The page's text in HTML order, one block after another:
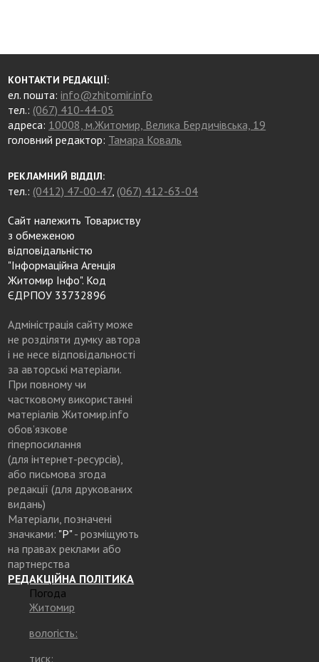
КОНТАКТИ РЕДАКЦІЇ:
ел. пошта:info@zhitomir.info
тел.: (067) 410-44-05
адреса: 10008, м.Житомир, Велика Бердичівська, 19
головний редактор: Тамара Коваль
РЕКЛАМНИЙ ВІДДІЛ:
тел.: (0412) 47-00-47, (067) 412-63-04
Сайт належить Товариству
з обмеженою
відповідальністю
"Інформаційна Агенція
Житомир Інфо". Код
ЄДРПОУ 33732896
Адміністрація сайту може
не розділяти думку автора
і не несе відповідальності
за авторські матеріали.
При повному чи
частковому використанні
матеріалів Житомир.info
обов’язкове
гіперпосилання
(для інтернет-ресурсів),
або письмова згода
редакції (для друкованих
видань)
Матеріали, позначені
значками: "Р"- розміщують
на правах реклами або
партнерства
РЕДАКЦІЙНА ПОЛІТИКА
Погода
Житомир
вологість:
тиск: